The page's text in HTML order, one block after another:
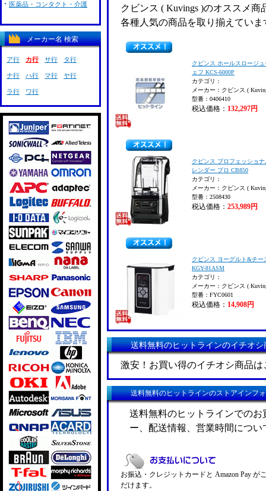
クビンス ( Kuvings )のオススメ商
各種人気の商品を取り揃えていま
クビンス ホールスロージ
ェフ KCS-6000P
カテゴリ：
メーカー：クビンス (
型番：0406410
税込価格： 132,297円
クビンス プロフェッショ
レンダー プロ CB850
カテゴリ：
メーカー：クビンス (
型番：2508430
税込価格： 253,989円
クビンス ヨーグルト&チー
KGY-81ASM
カテゴリ：
メーカー：クビンス (
型番：FYC0601
税込価格： 14,908円
送料無料のヒットラインのイチオシ
激安！お買い得のイチオシ商品
送料無料のヒットラインのストアインフ
送料無料のヒットラインでの
ー、配送情報、営業時間につ
お振込・クレジットカードと Amazon Pay が
だけます。
医薬品・コンタクト・介護
メーカー名 検索
ア行 カ行 サ行 タ行
ナ行 ハ行 マ行 ヤ行
ラ行 ワ行